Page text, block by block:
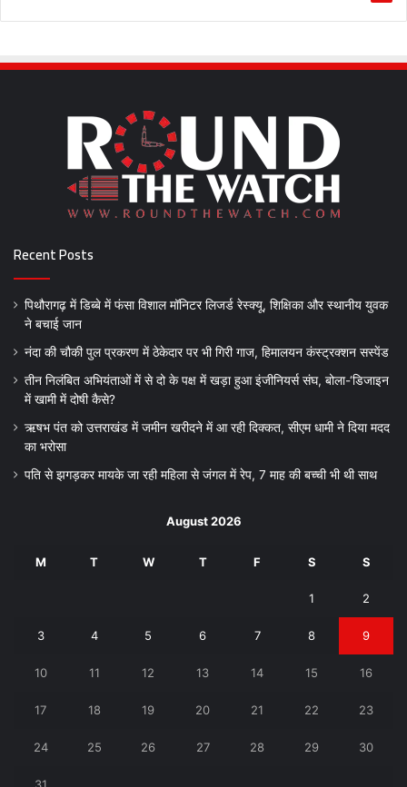
Recent Posts
पिथौरागढ़ में डिब्बे में फंसा विशाल मॉनिटर लिजर्ड रेस्क्यू, शिक्षिका और स्थानीय युवक
ने बचाई जान
नंदा की चौकी पुल प्रकरण में ठेकेदार पर भी गिरी गाज, हिमालयन कंस्ट्रक्शन सस्पेंड
तीन निलंबित अभियंताओं में से दो के पक्ष में खड़ा हुआ इंजीनियर्स संघ, बोला-‘डिजाइन
में खामी में दोषी कैसे?
ऋषभ पंत को उत्तराखंड में जमीन खरीदने में आ रही दिक्कत, सीएम धामी ने दिया मदद
का भरोसा
पति से झगड़कर मायके जा रही महिला से जंगल में रेप, 7 माह की बच्ची भी थी साथ
August 2026
M T W T F S S
1 2
3 4 5 6 7 8 9
10 11 12 13 14 15 16
17 18 19 20 21 22 23
24 25 26 27 28 29 30